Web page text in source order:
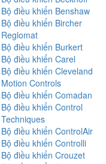
Bộ điều khiển Benshaw
Bộ điều khiển Bircher
Reglomat
Bộ điều khiển Burkert
Bộ điều khiển Carel
Bộ điều khiển Cleveland
Motion Controls
Bộ điều khiển Comadan
Bộ điều khiển Control
Techniques
Bộ điều khiển ControlAir
Bộ điều khiển Controlli
Bộ điều khiển Crouzet